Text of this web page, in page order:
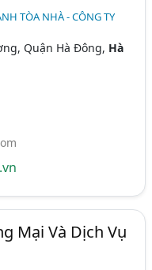
TÒA NHÀ - CÔNG TY
Quận Hà Đông, Hà
Mại Và Dịch Vụ